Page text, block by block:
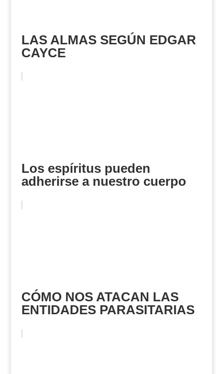
LAS ALMAS SEGÚN EDGAR
CAYCE
Los espíritus pueden
adherirse a nuestro cuerpo
CÓMO NOS ATACAN LAS
ENTIDADES PARASITARIAS